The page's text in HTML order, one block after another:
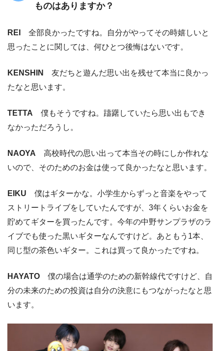
ものはありますか？
REI
全部良かったですね。自分がやってその時嬉しいと
思ったことに関しては、何ひとつ後悔はないです。
KENSHIN
友だちと遊んだ思い出を残せて本当に良かっ
たなと思います。
TETTA 僕もそうですね。躊躇していたら思い出もでき
なかっただろうし。
NAOYA 高校時代の思い出って本当その時にしか作れな
いので、そのためのお金は使って良かったなと思います。
EIKU 僕はギターかな。小学生からずっと音楽をやって
ストリートライブをしていたんですが、3年くらいお金を
貯めてギターを買ったんです。今年の中野サンプラザのラ
イブでも使った黒いギターなんですけど。あともう1本、
同じ型の茶色いギター。これは買って良かったですね。
HAYATO 僕の場合は通学のための新幹線代ですけど、自
分の未来のための投資は自分の決意にもつながったなと思
います。